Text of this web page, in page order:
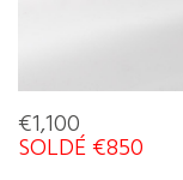
€1,100
SOLDÉ €850